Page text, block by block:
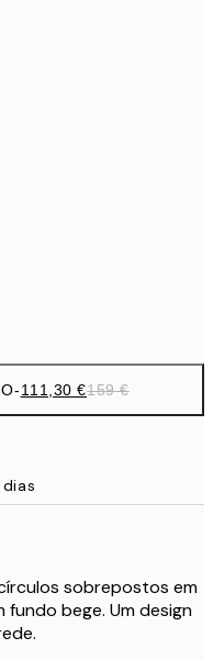
-111,30 €159 €
sobrepostos em
bege. Um design